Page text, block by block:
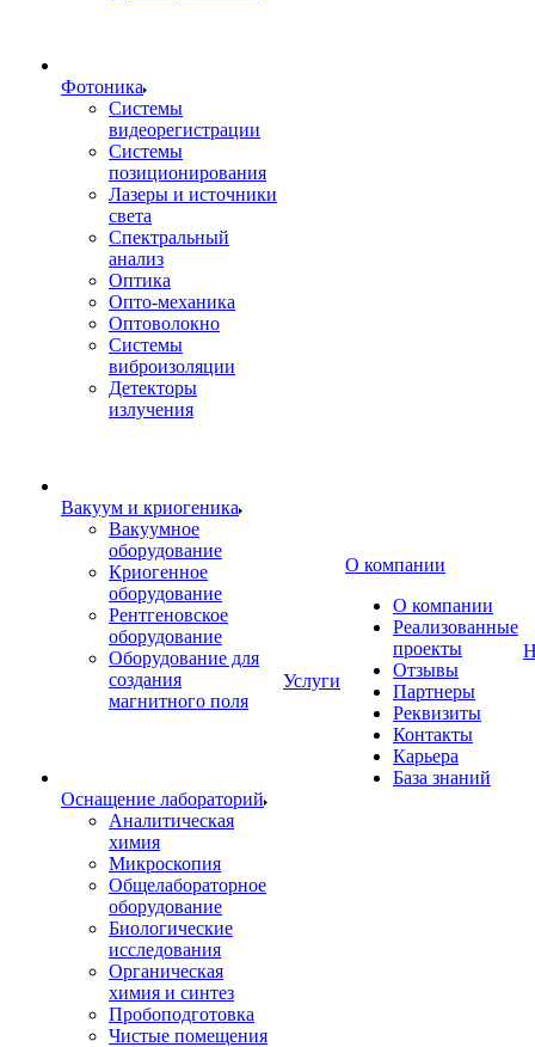
Фотоника
Cистемы
видеорегистрации
Системы
позиционирования
Лазеры и источники
света
Спектральный
анализ
Оптика
Опто-механика
Оптоволокно
Системы
виброизоляции
Детекторы
излучения
Вакуум и криогеника
Вакуумное
оборудование
Криогенное
оборудование
Рентгеновское
оборудование
Оборудование для
создания
магнитного поля
Оснащение лабораторий
Аналитическая
химия
Микроскопия
Общелабораторное
оборудование
Биологические
исследования
Органическая
химия и синтез
Пробоподготовка
Чистые помещения
Услуги
О компании
О компании
Реализованные
проекты
Отзывы
Партнеры
Реквизиты
Контакты
Карьера
База знаний